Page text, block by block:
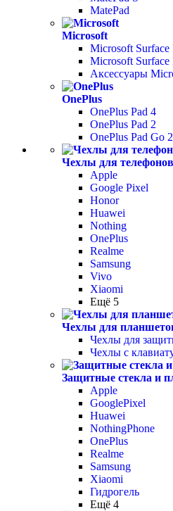
MatePad
Microsoft
Microsoft Surface
Microsoft Surface
Аксессуары
OnePlus
OnePlus Pad 4
OnePlus Pad 2
OnePlus Pad Go 2
Чехлы для телефонов
Apple
Google Pixel
Honor
Huawei
Nothing
OnePlus
Realme
Samsung
Vivo
Xiaomi
Ещё 5
Чехлы для
Чехлы для
Чехлы с
Защитные стекла и
Apple
GooglePixel
Huawei
NothingPhone
OnePlus
Realme
Samsung
Xiaomi
Гидрогель
Ещё 4